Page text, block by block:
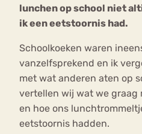
lunchen op school niet
ik een eetstoornis had.
Schoolkoeken waren
vanzelfsprekend en ik
met wat anderen aten op
vertellen wij wat we graag
en hoe ons
eetstoornis hadden.